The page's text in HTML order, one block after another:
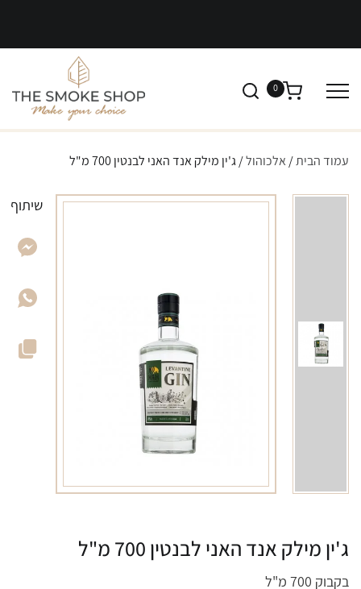
0
עמוד הבית/ אלכוהול/ ג'ין מילק אנד האני לבנטין 700 מ"ל
ג'ין מילק אנד האני לבנטין 700 מ"ל
בקבוק 700 מ"ל
שיתוף